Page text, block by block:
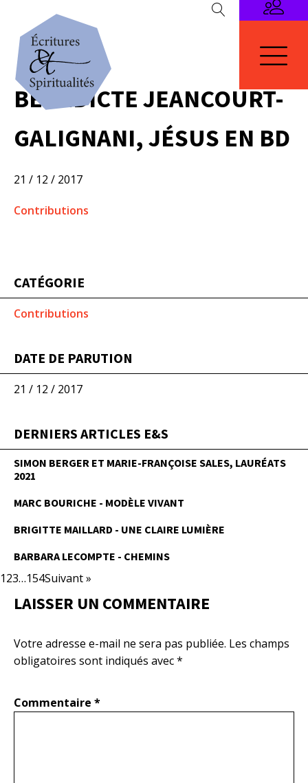
BÉNÉDICTE JEANCOURT-
GALIGNANI, JÉSUS EN BD
21 / 12 / 2017
Contributions
CATÉGORIE
Contributions
DATE DE PARUTION
21 / 12 / 2017
DERNIERS ARTICLES E&S
SIMON BERGER ET MARIE-FRANÇOISE SALES, LAURÉATS
2021
MARC BOURICHE - MODÈLE VIVANT
BRIGITTE MAILLARD - UNE CLAIRE LUMIÈRE
BARBARA LECOMPTE - CHEMINS
123…154Suivant »
LAISSER UN COMMENTAIRE
Votre adresse e-mail ne sera pas publiée. Les champs
obligatoires sont indiqués avec*
Commentaire *